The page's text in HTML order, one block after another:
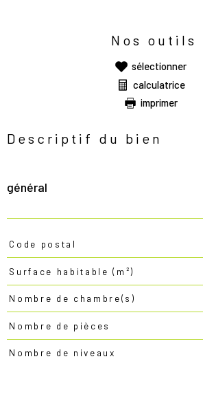
Nos outils
sélectionner
calculatrice
imprimer
Descriptif du bien
général
TRAD_PAMPERO_Caracteristique
Code postal
Surface habitable (m²)
Nombre de chambre(s)
Nombre de pièces
Nombre de niveaux